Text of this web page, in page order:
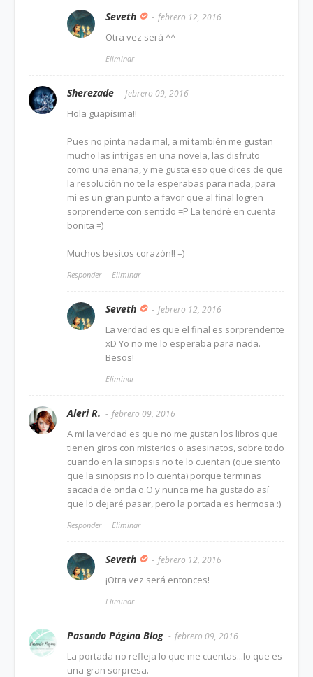
Seveth febrero 12, 2016
Otra vez será ^^
Eliminar
Sherezade febrero 09, 2016
Hola guapísima!!
Pues no pinta nada mal, a mi también me gustan
mucho las intrigas en una novela, las disfruto
como una enana, y me gusta eso que dices de que
la resolución no te la esperabas para nada, para
mi es un gran punto a favor que al final logren
sorprenderte con sentido =P La tendré en cuenta
bonita =)
Muchos besitos corazón!! =)
Responder Eliminar
Seveth febrero 12, 2016
La verdad es que el final es sorprendente
xD Yo no me lo esperaba para nada.
Besos!
Eliminar
Aleri R. febrero 09, 2016
A mi la verdad es que no me gustan los libros que
tienen giros con misterios o asesinatos, sobre todo
cuando en la sinopsis no te lo cuentan (que siento
que la sinopsis no lo cuenta) porque terminas
sacada de onda o.O y nunca me ha gustado así
que lo dejaré pasar, pero la portada es hermosa :)
Responder Eliminar
Seveth febrero 12, 2016
¡Otra vez será entonces!
Eliminar
Pasando Página Blog febrero 09, 2016
La portada no refleja lo que me cuentas...lo que es
una gran sorpresa.